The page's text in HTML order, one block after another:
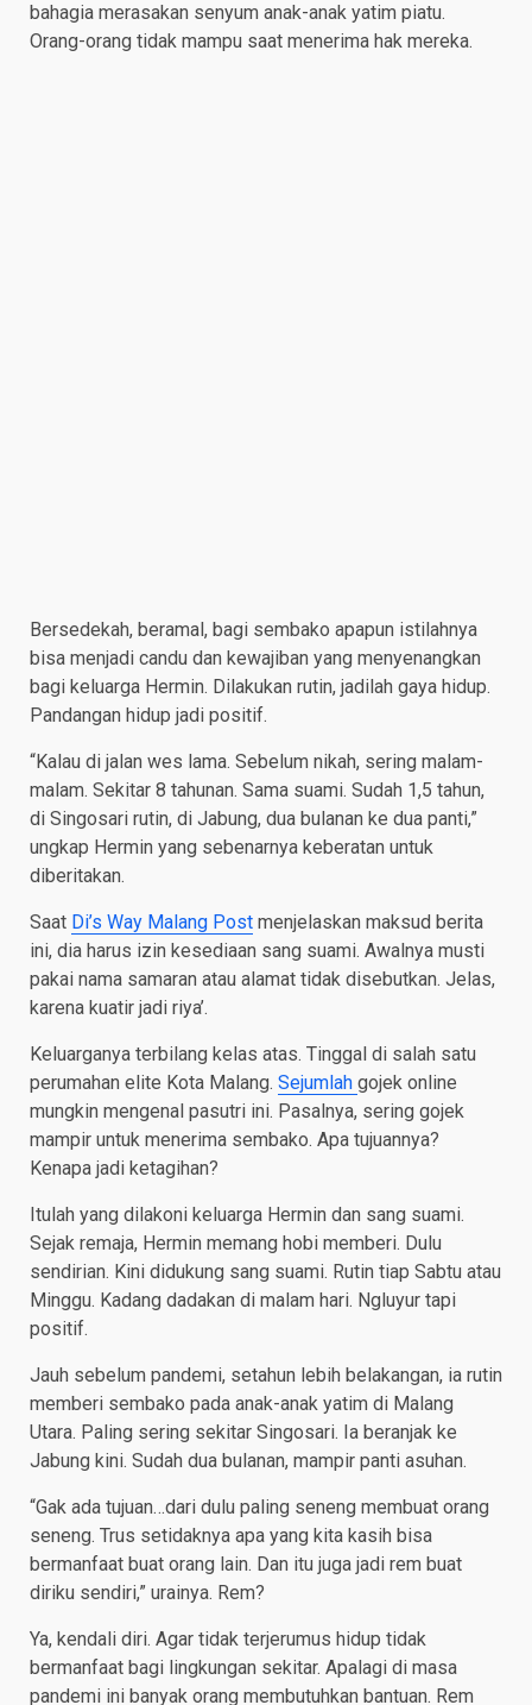
bahagia merasakan senyum anak-anak yatim piatu.
Orang-orang tidak mampu saat menerima hak mereka.
Bersedekah, beramal, bagi sembako apapun istilahnya
bisa menjadi candu dan kewajiban yang menyenangkan
bagi keluarga Hermin. Dilakukan rutin, jadilah gaya hidup.
Pandangan hidup jadi positif.
“Kalau di jalan wes lama. Sebelum nikah, sering malam-
malam. Sekitar 8 tahunan. Sama suami. Sudah 1,5 tahun,
di Singosari rutin, di Jabung, dua bulanan ke dua panti,”
ungkap Hermin yang sebenarnya keberatan untuk
diberitakan.
Saat Di’s Way Malang Post menjelaskan maksud berita
ini, dia harus izin kesediaan sang suami. Awalnya musti
pakai nama samaran atau alamat tidak disebutkan. Jelas,
karena kuatir jadi riya’.
Keluarganya terbilang kelas atas. Tinggal di salah satu
perumahan elite Kota Malang. Sejumlah gojek online
mungkin mengenal pasutri ini. Pasalnya, sering gojek
mampir untuk menerima sembako. Apa tujuannya?
Kenapa jadi ketagihan?
Itulah yang dilakoni keluarga Hermin dan sang suami.
Sejak remaja, Hermin memang hobi memberi. Dulu
sendirian. Kini didukung sang suami. Rutin tiap Sabtu atau
Minggu. Kadang dadakan di malam hari. Ngluyur tapi
positif.
Jauh sebelum pandemi, setahun lebih belakangan, ia rutin
memberi sembako pada anak-anak yatim di Malang
Utara. Paling sering sekitar Singosari. Ia beranjak ke
Jabung kini. Sudah dua bulanan, mampir panti asuhan.
“Gak ada tujuan…dari dulu paling seneng membuat orang
seneng. Trus setidaknya apa yang kita kasih bisa
bermanfaat buat orang lain. Dan itu juga jadi rem buat
diriku sendiri,” urainya. Rem?
Ya, kendali diri. Agar tidak terjerumus hidup tidak
bermanfaat bagi lingkungan sekitar. Apalagi di masa
pandemi ini banyak orang membutuhkan bantuan. Rem